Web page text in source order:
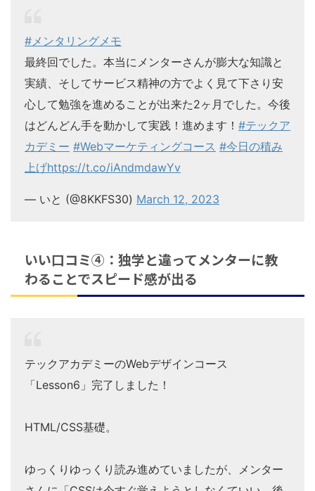
#メンタリングメモ
最終回でした。本当にメンターさんが膨大な知識と
実績、そしてサービス精神の方でよく見て下さり安
心して勉強を進めることが出来た2ヶ月でした。今後
はどんどん手を動かして実践！進めます！ #テックア
カデミー #Webマーケティングコース #今日の積み
上げhttps://t.co/iAndmdawYv
— いと (@8KKFS30) March 12, 2023
いい口コミ④：独学と違ってメンターに教
わることでスピード感が出る
テックアカデミーのWebデザインコース
「Lesson6」完了しました！
HTML/CSS基礎。
ゆっくりゆっくり読み進めていましたが、メンター